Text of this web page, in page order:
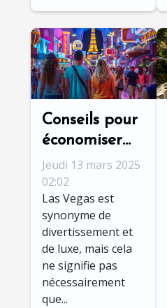
Conseils pour
économiser
lors de votre
découverte de
Las Vegas
Jeudi 13 mars 2025
02:02
Las Vegas est
synonyme de
divertissement et
de luxe, mais cela
ne signifie pas
nécessairement
que...